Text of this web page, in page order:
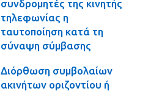
συνδρομητές της κινητής
τηλεφωνίας η
ταυτοποίηση κατά τη
σύναψη σύμβασης
Διόρθωση συμβολαίων
ακινήτων οριζοντίου ή